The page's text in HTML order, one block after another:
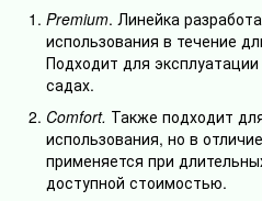
Premium. Линейка
использования в течение
Подходит для
садах.
Comfort. Также подходит
использования, но в
применяется при
доступной стоимостью.